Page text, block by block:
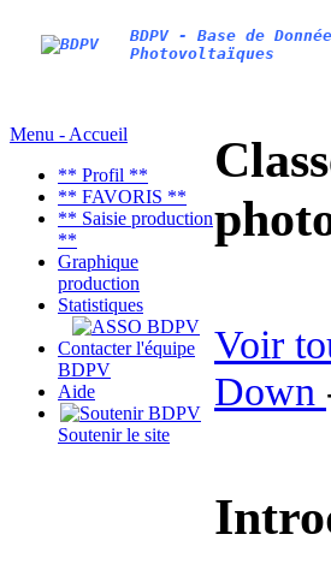
BDPV - Base de
Photovoltaïques
Menu - Accueil
** Profil **
** FAVORIS **
** Saisie production
**
Graphique
production
Statistiques
Contacter l'équipe
BDPV
Aide
Soutenir le site
Voir
Down